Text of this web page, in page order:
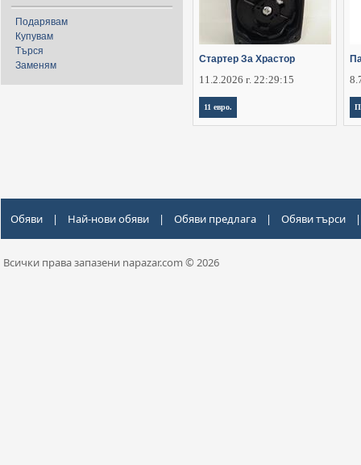
Подарявам
Купувам
Търся
Заменям
Стартер За Храстор
11.2.2026 г. 22:29:15
11 евро.
Обяви | Най-нови обяви | Обяви предлага | Обяви търси |
Всички права запазени napazar.com © 2026